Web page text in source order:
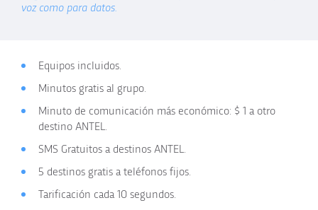
voz como para datos.
Equipos incluidos.
Minutos gratis al grupo.
Minuto de comunicación más económico: $ 1 a otro
destino ANTEL.
SMS Gratuitos a destinos ANTEL.
5 destinos gratis a teléfonos fijos.
Tarificación cada 10 segundos.